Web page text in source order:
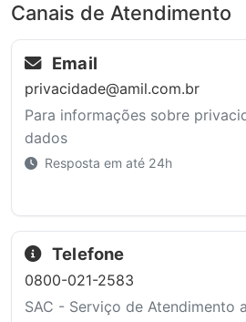
Canais de Atendimento
Email
privacidade@amil.com.br
Para informações sobre
dados
Resposta em até 24h
Telefone
0800-021-2583
SAC - Serviço de Atendimento